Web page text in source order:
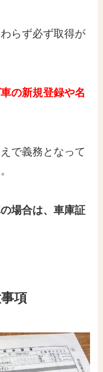
らず必ず取得が
の新規登録や名
で義務となって
場合は、車庫証
項